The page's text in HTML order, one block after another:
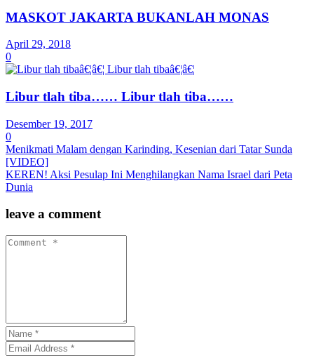
MASKOT JAKARTA BUKANLAH MONAS
April 29, 2018
0
Libur tlah tiba…… Libur tlah tiba……
Desember 19, 2017
0
Menikmati Malam dengan Karinding, Kesenian dari Tatar Sunda
[VIDEO]
KEREN! Aksi Pesulap Ini Menghilangkan Nama Israel dari Peta
Dunia
leave a comment